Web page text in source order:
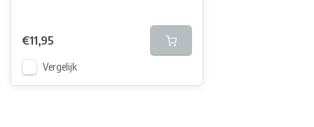
€11,95
Vergelijk